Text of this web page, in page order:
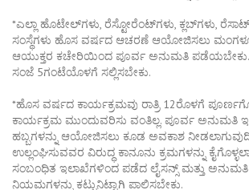
*ಎಲ್ಲಾ ಹೊಟೇಲ್‌ಗಳು, ರೆಸ್ಟೋರೆಂಟ್‌ಗಳು, ಕ್ಲಬ್‌ಗಳು,
ಸಂಸ್ಥೆಗಳು ಹೊಸ ವರ್ಷದ ಆಚರಣೆ‌ ಆಯೋಜಿಸಲು
ಆಯುಕ್ತರ ಕಚೇರಿಯಿಂದ ಪೂರ್ವ ಅನುಮತಿ ಪಡೆಯಬೇಕು.
ಸಂಜೆ 5ಗಂಟೆಯೊಳಗೆ ಸಲ್ಲಿಸಬೇಕು.
*ಹೊಸ ವರ್ಷದ ಕಾರ್ಯಕ್ರಮವು ರಾತ್ರಿ 12ರೊಳಗೆ
ಕಾರ್ಯಕ್ರಮ ಮುಂದುವರಿಸು ವಂತಿಲ್ಲ. ಪೂರ್ವ ಅನುಮತಿ
ಹಬ್ಬಗಳನ್ನು ಆಯೋಜಿಸಲು ಕೂಡ ಅವಕಾಶ
ಉಲ್ಲಂಘಿಸುವವರ ವಿರುದ್ಧ ಕಾನೂನು ಕ್ರಮಗಳನ್ನು
ಸಂಬಂಧಿತ ಇಲಾಖೆಗಳಿಂದ ಪಡೆದ ಲೈಸನ್ಸ್ ಮತ್ತು ಅನುಮತಿ
ನಿಯಮಗಳನ್ನು ಕಟ್ಟುನಿಟ್ಟಾಗಿ ಪಾಲಿಸಬೇಕು.